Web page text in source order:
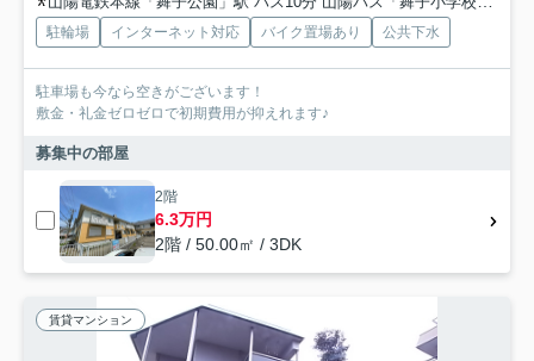
駐輪場 インターネット対応 バイク置場あり 公共下水
駐車場も今なら空きがございます！
敷金・礼金ゼロゼロで初期費用が抑えれます♪
募集中の部屋
2階
6.3万円
2階 / 50.00㎡ / 3DK
賃貸マンション